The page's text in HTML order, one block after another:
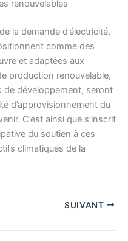
renouvelables
la demande d’électricité,
comme des
et adaptées aux
production renouvelable,
développement, seront
d’approvisionnement du
C’est ainsi que s’inscrit
du soutien à ces
climatiques de la
SUIVANT